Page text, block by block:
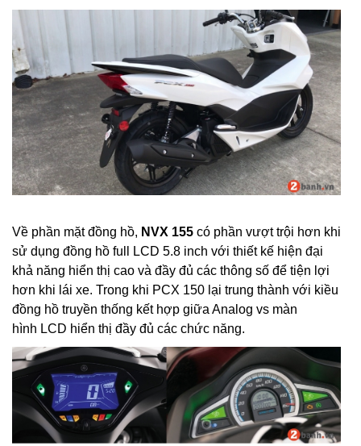
Về phần mặt đồng hồ, NVX 155 có phần vượt trội hơn khi
sử dụng đồng hồ full LCD 5.8 inch với thiết kế hiện đại
khả năng hiển thị cao và đầy đủ các thông số để tiện lợi
hơn khi lái xe. Trong khi PCX 150 lại trung thành với kiều
đồng hồ truyền thống kết hợp giữa Analog vs màn
hình LCD hiển thị đầy đủ các chức năng.